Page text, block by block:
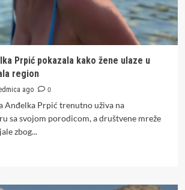
Prpić pokazala kako žene ulaze u
region
ago
0
Anđelka Prpić trenutno uživa na
sa svojom porodicom, a društvene mreže
zbog...